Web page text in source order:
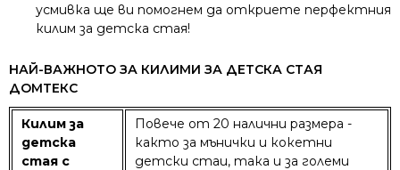
усмивка ще ви помогнем да откриете перфектния
килим за детска стая!
НАЙ-ВАЖНОТО ЗА КИЛИМИ ЗА ДЕТСКА СТАЯ
ДОМТЕКС
Килим за
детска
стая с
Повече от 20 налични размера -
както за мънички и кокетни
детски стаи, така и за големи